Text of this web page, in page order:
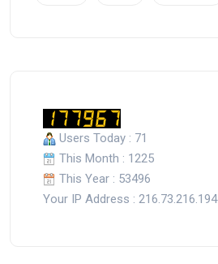
Users Today : 71
This Month : 1225
This Year : 53496
Your IP Address : 216.73.216.194